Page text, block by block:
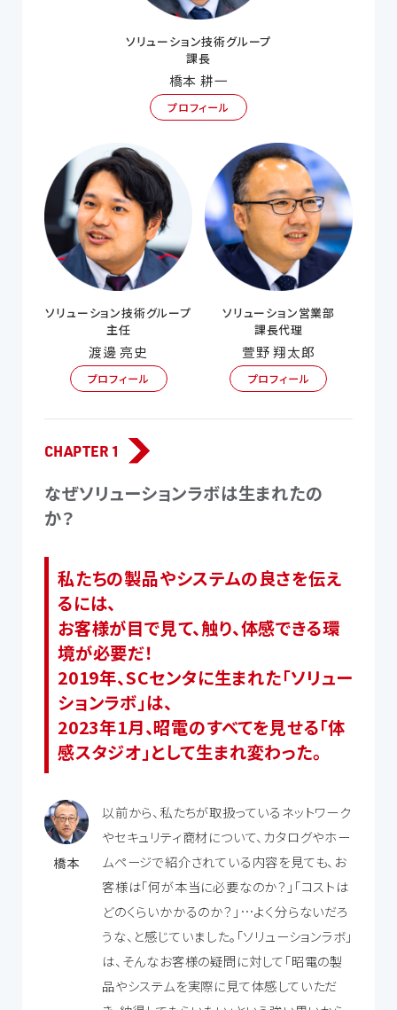
ソリューション技術グループ
課長
橋本 耕一
プロフィール
ソリューション技術グループ
主任
渡邊 亮史
プロフィール
ソリューション営業部
課長代理
萱野 翔太郎
プロフィール
CHAPTER 1
なぜソリューションラボは生まれたの
か？
私たちの製品やシステムの良さを伝え
るには、
お客様が目で見て、触り、体感できる環
境が必要だ！
2019年、SCセンタに生まれた「ソリュー
ションラボ」は、
2023年1月、昭電のすべてを見せる「体
感スタジオ」として生まれ変わった。
橋本
以前から、私たちが取扱っているネットワーク
やセキュリティ商材について、カタログやホー
ムページで紹介されている内容を見ても、お
客様は「何が本当に必要なのか？」「コストは
どのくらいかかるのか？」…よく分らないだろ
うな、と感じていました。「ソリューションラボ」
は、そんなお客様の疑問に対して「昭電の製
品やシステムを実際に見て体感していただ